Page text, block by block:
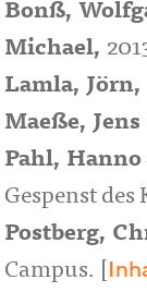
Bonß,
Michael,
Lamla, Jörn,
Maeße, Jens
Pahl, Hanno
Gespenst
Postberg,
Campus. [